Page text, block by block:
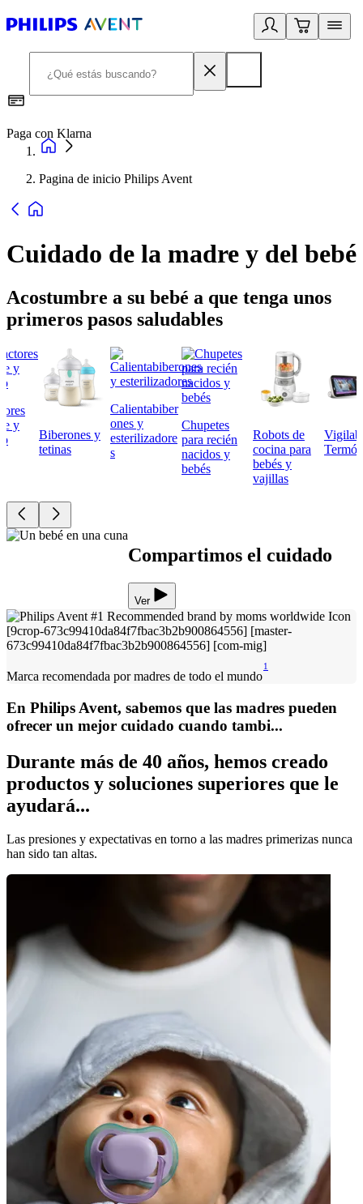
Paga con Klarna
Pagina de inicio Philips Avent
Cuidado de la madre y del bebé
Acostumbre a su bebé a que tenga unos
primeros pasos saludables
y
Biberones y
tetinas
Calientabiber
ones y
esterilizadore
s
Chupetes
para recién
nacidos y
bebés
Robots de
cocina para
bebés y
vajillas
Compartimos el cuidado
Ver
Marca recomendada por madres de todo el mundo
1
En Philips Avent, sabemos que las madres pueden
ofrecer un mejor cuidado cuando tambi...
Durante más de 40 años, hemos creado
productos y soluciones superiores que le
ayudará...
Las presiones y expectativas en torno a las madres primerizas nunca
han sido tan altas.